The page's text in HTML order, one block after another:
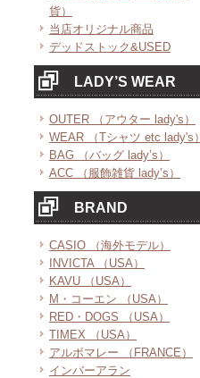
貨）
当店オリジナル商品
デッドストック&USED
LADY’S WEAR
OUTER （アウター lady's）
WEAR （Tシャツ etc lady's）
BAG （バッグ lady’s）
ACC （服飾雑貨 lady’s）
BRAND
CASIO （海外モデル）
INVICTA （USA）
KAVU （USA）
M・コーエン （USA）
RED・DOGS （USA）
TIMEX （USA）
アルボマレー （FRANCE）
インバーアラン